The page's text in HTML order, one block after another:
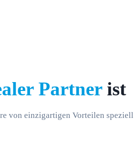
Partnerist
von einzigartigen Vorteilen